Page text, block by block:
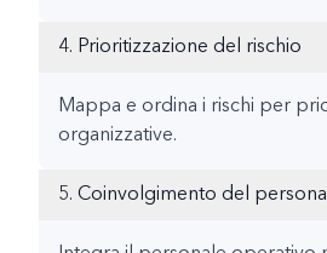
4. Prioritizzazione del rischio
Mappa e ordina i rischi per
organizzative.
5. Coinvolgimento del